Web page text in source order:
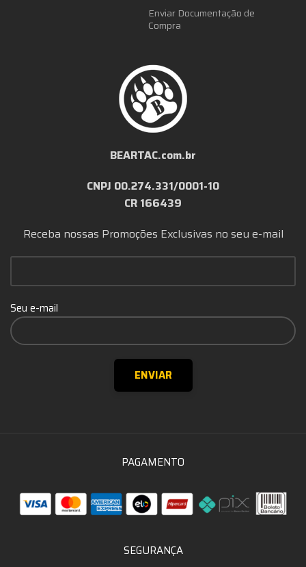
Enviar Documentação de
Compra
BEARTAC.com.br
CNPJ 00.274.331/0001-10
CR 166439
Receba nossas Promoções Exclusivas no seu e-mail
Seu e-mail
PAGAMENTO
SEGURANÇA